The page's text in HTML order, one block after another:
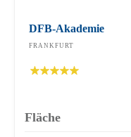
DFB-Akademie
FRANKFURT
Fläche